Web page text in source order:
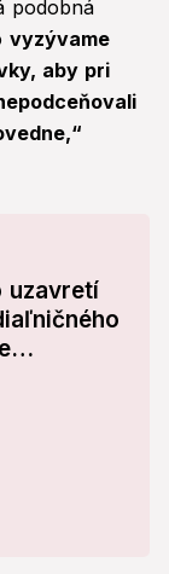
podobná
vyzývame
aby pri
uzavretí